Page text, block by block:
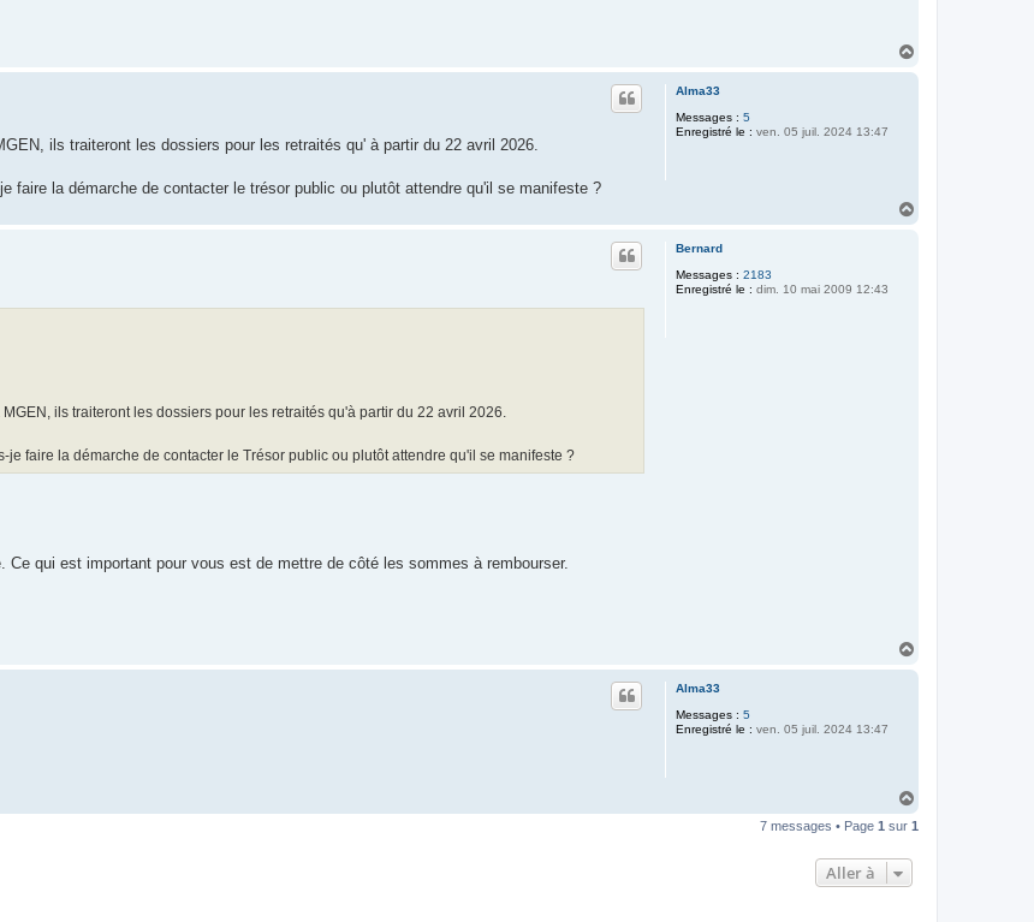
Alma33
Messages : 5
Enregistré le : ven. 05 juil. 2024 13:47
ils traiteront les dossiers pour les retraités qu' à partir du 22 avril 2026.
faire la démarche de contacter le trésor public ou plutôt attendre qu'il se manifeste ?
Bernard
Messages : 2183
Enregistré le : dim. 10 mai 2009 12:43
ils traiteront les dossiers pour les retraités qu'à partir du 22 avril 2026.
faire la démarche de contacter le Trésor public ou plutôt attendre qu'il se manifeste ?
qui est important pour vous est de mettre de côté les sommes à rembourser.
Alma33
Messages : 5
Enregistré le : ven. 05 juil. 2024 13:47
u
7 messages • Page 1 sur 1
Aller à